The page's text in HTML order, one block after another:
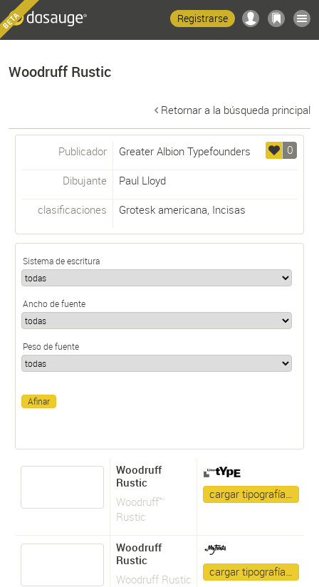
Registrarse
Woodruff Rustic
Retornar a la búsqueda principal
0
Publicador Greater Albion Typefounders
Dibujante Paul Lloyd
clasificaciones Grotesk americana, Incisas
Sistema de escritura
Ancho de fuente
Peso de fuente
Woodruff
Rustic
Woodruff™
Rustic
cargar tipografía…
Woodruff
Rustic
Woodruff Rustic
cargar tipografía…